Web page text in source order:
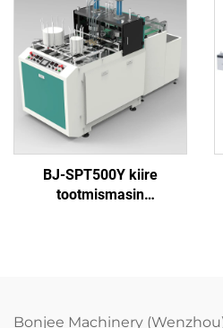
BJ-SPT500Y kiire
tootmismasin
Bonjee Machinery